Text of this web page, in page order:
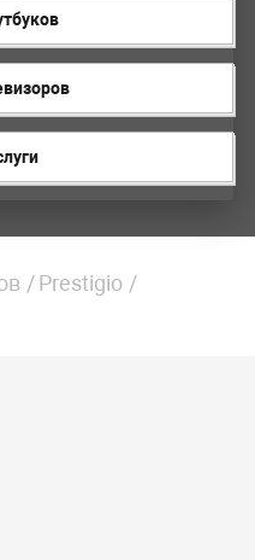
Prestigio